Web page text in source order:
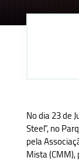
No dia 23 de
Steel”, no
pela
Mista (CMM),